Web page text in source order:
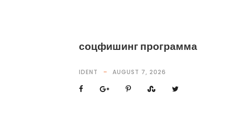
соцфишинг программа
IDENT AUGUST 7, 2026